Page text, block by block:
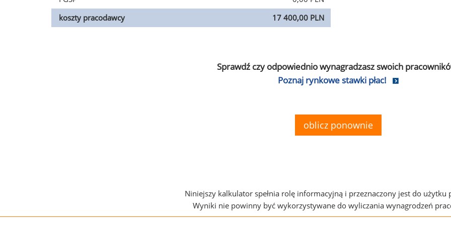
koszty pracodawcy
17 400,00 PLN
Sprawdź czy odpowiednio wynagradzasz swoich
Poznaj rynkowe stawki płac!
oblicz ponownie
Niniejszy kalkulator spełnia rolę informacyjną i przeznaczony jest do użytku
Wyniki nie powinny być wykorzystywane do wyliczania wynagrodzeń